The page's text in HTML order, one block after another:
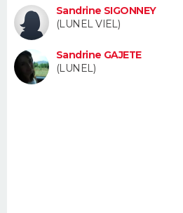
Bricolage
Lifestyle
Culture
Sport
Auto
Television
Voyage
Cinema
Sandrine SIGONNEY
(LUNEL VIEL)
Sandrine GAJETE
(LUNEL)